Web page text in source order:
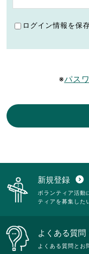
ログイン情報を保
※パス
新規登録 expand_circle_down
ボランティア活動
ティアを募集した
よくある質
よくある質問とお